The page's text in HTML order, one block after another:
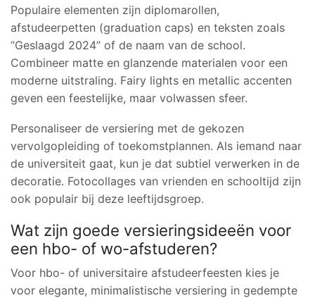
Populaire elementen zijn diplomarollen,
afstudeerpetten (graduation caps) en teksten zoals
“Geslaagd 2024” of de naam van de school.
Combineer matte en glanzende materialen voor een
moderne uitstraling. Fairy lights en metallic accenten
geven een feestelijke, maar volwassen sfeer.
Personaliseer de versiering met de gekozen
vervolgopleiding of toekomstplannen. Als iemand naar
de universiteit gaat, kun je dat subtiel verwerken in de
decoratie. Fotocollages van vrienden en schooltijd zijn
ook populair bij deze leeftijdsgroep.
Wat zijn goede versieringsideeën voor
een hbo- of wo-afstuderen?
Voor hbo- of universitaire afstudeerfeesten kies je
voor elegante, minimalistische versiering in gedempte